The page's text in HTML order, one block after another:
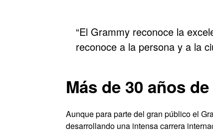
“El Grammy reconoce la
reconoce a la persona y a la
Más de 30 años
Aunque para parte del gran público el
desarrollando una intensa carrera